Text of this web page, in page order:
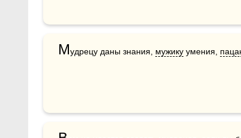
Мудрецу даны знания, мужику умения,